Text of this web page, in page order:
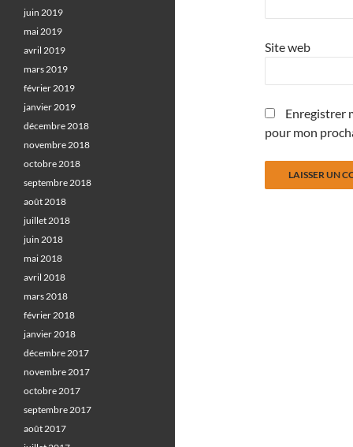
Site web
Enregistrer
pour mon
juin 2019
mai 2019
avril 2019
mars 2019
février 2019
janvier 2019
décembre 2018
novembre 2018
octobre 2018
septembre 2018
août 2018
juillet 2018
juin 2018
mai 2018
avril 2018
mars 2018
février 2018
janvier 2018
décembre 2017
novembre 2017
octobre 2017
septembre 2017
août 2017